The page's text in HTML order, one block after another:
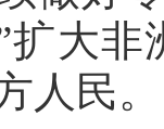
扩大非
人民。